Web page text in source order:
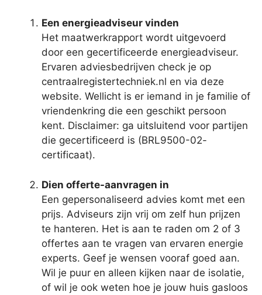
Een energieadviseur vinden
Het maatwerkrapport wordt uitgevoerd
door een gecertificeerde energieadviseur.
Ervaren adviesbedrijven check je op
centraalregistertechniek.nl en via deze
website. Wellicht is er iemand in je familie of
vriendenkring die een geschikt persoon
kent. Disclaimer: ga uitsluitend voor partijen
die gecertificeerd is (BRL9500-02-
certificaat).
Dien offerte-aanvragen in
Een gepersonaliseerd advies komt met een
prijs. Adviseurs zijn vrij om zelf hun prijzen
te hanteren. Het is aan te raden om 2 of 3
offertes aan te vragen van ervaren energie
experts. Geef je wensen vooraf goed aan.
Wil je puur en alleen kijken naar de isolatie,
of wil je ook weten hoe je jouw huis gasloos